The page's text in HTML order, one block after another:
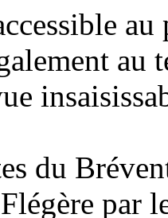
au
du
par